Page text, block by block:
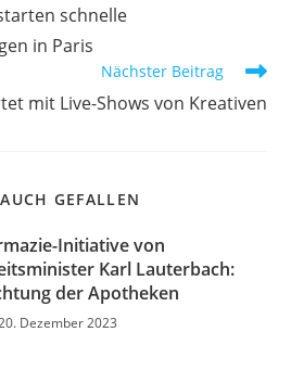
schnelle
in Paris
Nächster Beitrag
mit Live-Shows von Kreativen
GEFALLEN
Initiative von
Karl Lauterbach:
der Apotheken
Dezember 2023